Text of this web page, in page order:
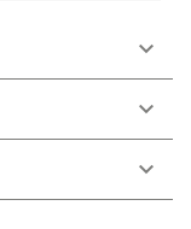


